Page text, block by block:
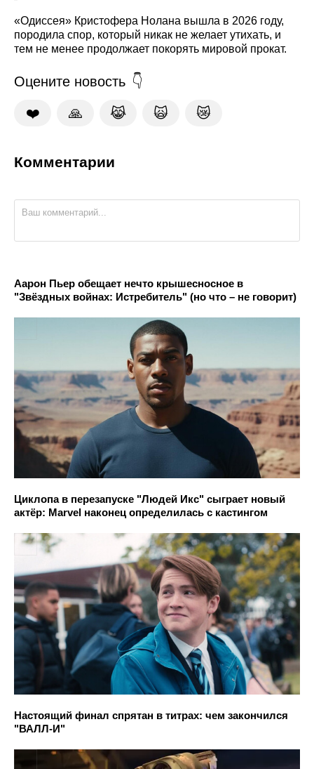
«Одиссея» Кристофера Нолана вышла в 2026 году,
породила спор, который никак не желает утихать, и
тем не менее продолжает покорять мировой прокат.
Оцените новость
❤️ 🙏 😹 🙀 😿
Комментарии
Аарон Пьер обещает нечто крышесносное в
"Звёздных войнах: Истребитель" (но что – не говорит)
Циклопа в перезапуске "Людей Икс" сыграет новый
актёр: Marvel наконец определилась с кастингом
Настоящий финал спрятан в титрах: чем закончился
"ВАЛЛ-И"